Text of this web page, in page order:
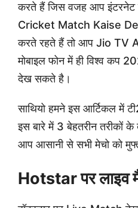
करते हैं जिस वजह आप
Cricket Match Kaise
करते रहते हैं तो आप Jio TV
मोबाइल फोन में ही विश्व कप
देख सकते है।
साथियो हमने इस आर्टिकल में
इस बारे में 3 बेहतरीन तरीकों
आप आसानी से सभी मेचो को
Hotstar पर